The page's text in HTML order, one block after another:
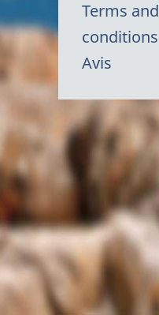
Terms and
conditions
Avis